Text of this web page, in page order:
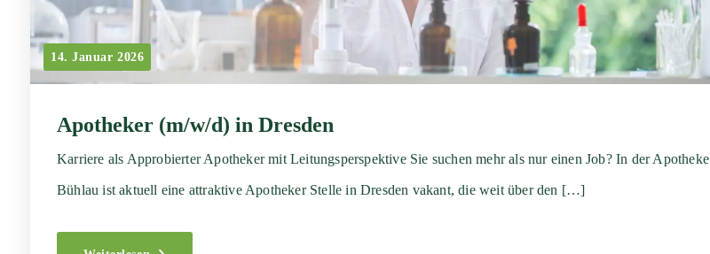
14. Januar 2026
Apotheker (m/w/d) in Dresden
Karriere als Approbierter Apotheker mit Leitungs­perspektive Sie suchen mehr als nur einen Job? In der Apotheke
Bühlau ist aktuell eine attraktive Apotheker Stelle in Dresden vakant, die weit über den […]